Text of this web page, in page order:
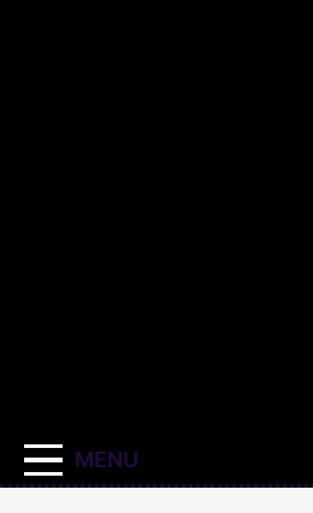
MENU